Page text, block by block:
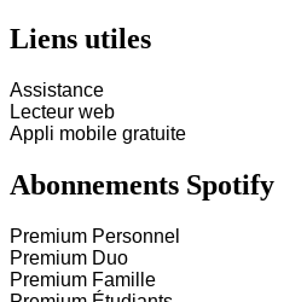
Liens utiles
Assistance
Lecteur web
Appli mobile gratuite
Abonnements Spotify
Premium Personnel
Premium Duo
Premium Famille